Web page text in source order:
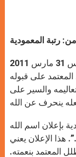
رتبة المعمودية
روما، الخميس 31 مارس 2011 (Zenit.org) – المعنى
المعتمد على قبوله
والسير على
بإعلان اسم الله
هذا الإعلان يعني
المعتمد بنعمته.